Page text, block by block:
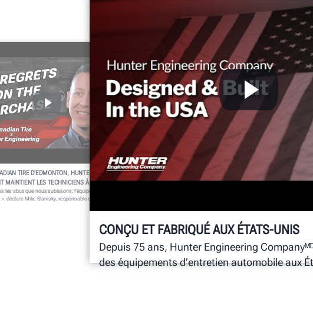
CONÇU ET FABRIQUÉ AUX ÉTATS-UNIS
Depuis 75 ans, Hunter Engineering
des équipements d’entretien automobile aux
TIRE D’EDMONTON, HUNTER
MAINTIENT LES TECHNICIENS À LA POINTE
les abus que nous subissons, l’équipement Hunter
déclare Mike Slanisky, responsable de l’entretien